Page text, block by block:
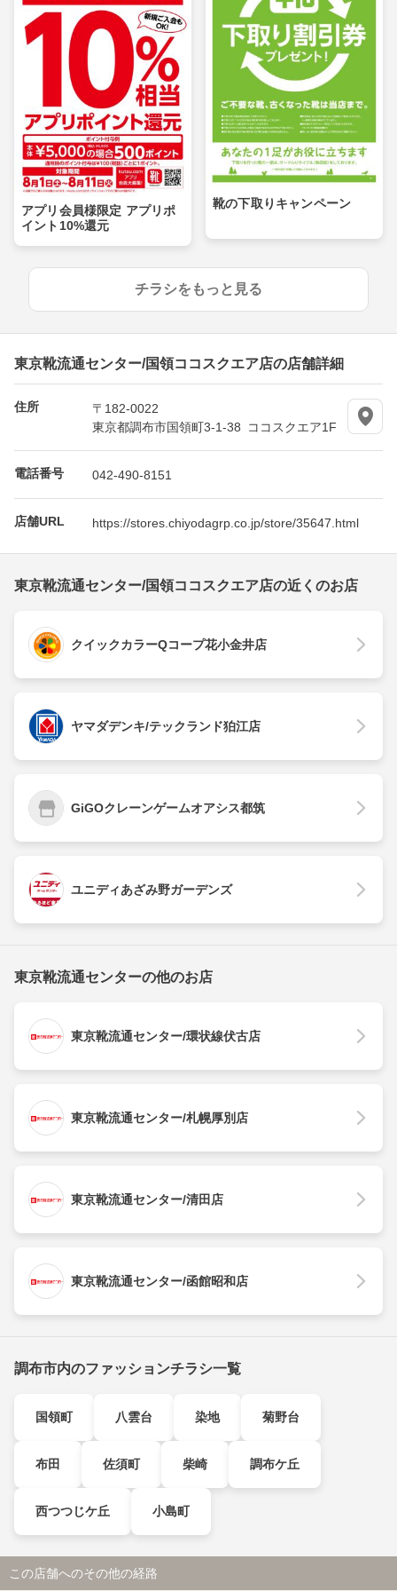
アプリ会員様限定 アプリポ
イント10%還元
靴の下取りキャンペーン
チラシをもっと見る
東京靴流通センター/国領ココスクエア店の店舗詳細
住所
〒182-0022
東京都調布市国領町3-1-38 ココスクエア1F
電話番号 042-490-8151
店舗URL https://stores.chiyodagrp.co.jp/store/35647.html
東京靴流通センター/国領ココスクエア店の近くのお店
クイックカラーQコープ花小金井店
ヤマダデンキ/テックランド狛江店
GiGOクレーンゲームオアシス都筑
ユニディあざみ野ガーデンズ
東京靴流通センターの他のお店
東京靴流通センター/環状線伏古店
東京靴流通センター/札幌厚別店
東京靴流通センター/清田店
東京靴流通センター/函館昭和店
調布市内のファッションチラシ一覧
国領町 八雲台 染地 菊野台
布田 佐須町 柴崎 調布ケ丘
西つつじケ丘 小島町
この店舗へのその他の経路